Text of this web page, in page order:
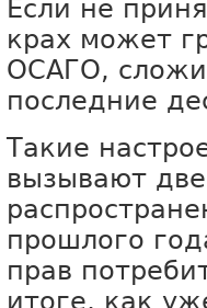
Если не
крах может
ОСАГО,
последние
Такие
вызывают
прошлого
прав
итоге, как